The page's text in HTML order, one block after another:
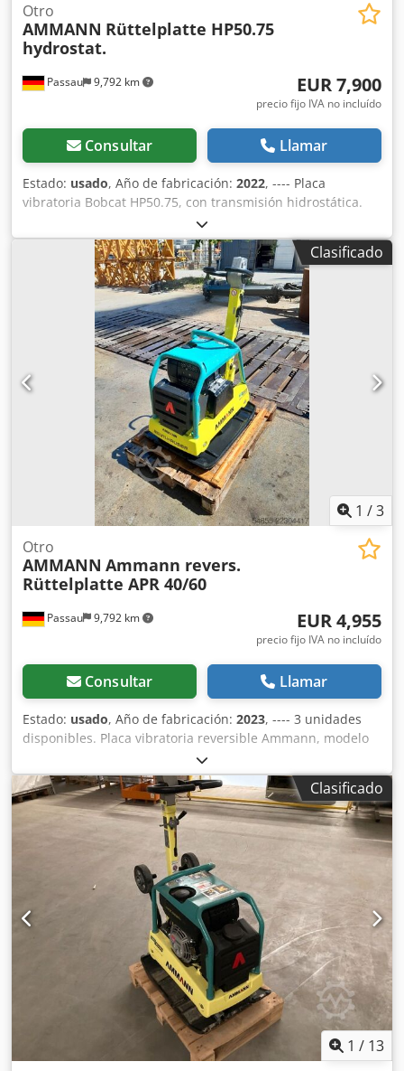
Passau 9,792 km
Otro
AMMANN Rüttelplatte HP50.75
hydrostat.
EUR 7,900
precio fijo IVA no incluído
Consultar Llamar
Estado: usado, Año de fabricación: 2022, ---- Placa
vibratoria Bobcat HP50.75, con transmisión hidrostática.
Peso de la máquina: 350 kg Longitud de la placa base: 450
mm Longitud de la máquina: 900 mm Longitud de la
máquina con el mango: 1.600 mm Altura de la máquina:
820 mm Altura del mango (en posición de trabajo): 1.000
mm Altura del mango (en posición de transporte): 1.500
mm Ancho de la máquina: 450/600/750 mm Motor: Hatz
Supra 1D50S Combustible: Diésel Potencia del motor a
rpm: 7 kW a 3200 Frecuencia de vibración máxima: 70 Hz
Fuerza centrífuga máxima: 50 kN Dodozkz Tkjpfx Am Tjkr
Capacidad de ascenso: 36 % Amplitud: 1,7 mm
Clasificado
1 /3
Passau 9,792 km
Otro
AMMANN Ammann revers.
Rüttelplatte APR 40/60
EUR 4,955
precio fijo IVA no incluído
Consultar Llamar
Estado: usado, Año de fabricación: 2023, ---- 3 unidades
disponibles. Placa vibratoria reversible Ammann, modelo
APR 40/60 N.º de equipo: 100563147 Año de fabricación:
2023 Placa vibratoria reversible Ammann, modelo APR
40/60 Dkedpfx Amjzkzzbs Ter N.º de equipo: 100563148
Año de fabricación: 2023 Datos técnicos: Motor: Hatz /
Diésel Peso de la máquina: 284 kg Anchura de
compactación: 600 mm
Clasificado
1 / 13